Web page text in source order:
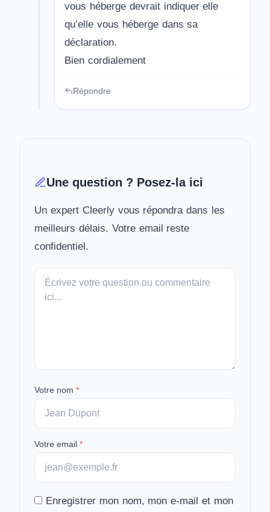
vous héberge devrait indiquer elle
qu’elle vous héberge dans sa
déclaration.
Bien cordialement
Répondre
Une question ? Posez-la ici
Un expert Cleerly vous répondra dans les
meilleurs délais. Votre email reste
confidentiel.
Votre
message
Votre nom *
Votre email *
Enregistrer mon nom, mon e-mail et mon